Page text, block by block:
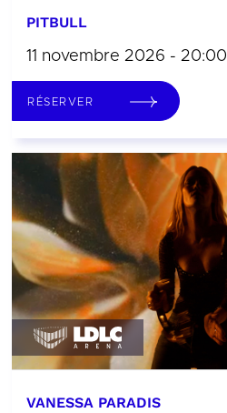
PITBULL
11 novembre 2026 - 20:00
RÉSERVER
VANESSA PARADIS